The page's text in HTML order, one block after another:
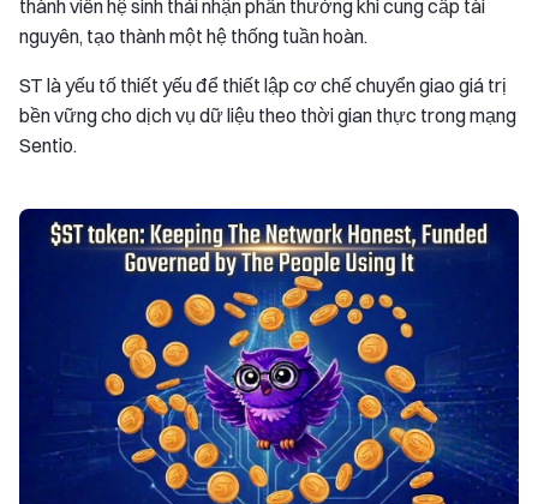
thành viên hệ sinh thái nhận phần thưởng khi cung cấp tài
nguyên, tạo thành một hệ thống tuần hoàn.
ST là yếu tố thiết yếu để thiết lập cơ chế chuyển giao giá trị
bền vững cho dịch vụ dữ liệu theo thời gian thực trong mạng
Sentio.